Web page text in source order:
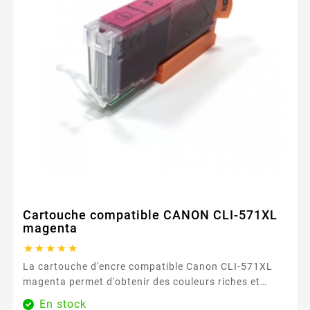
Cartouche compatible CANON CLI-571XL
magenta
    
La cartouche d'encre compatible Canon CLI-571XL
magenta permet d'obtenir des couleurs riches et
intenses, parfaites pour les graphiques et les
En stock